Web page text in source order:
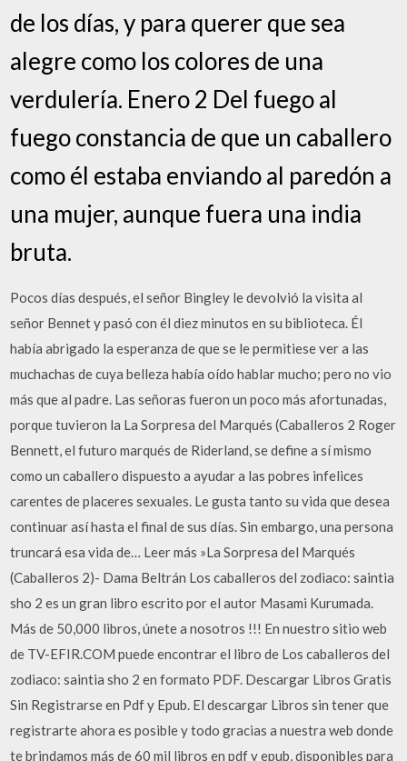
de los días, y para querer que sea
alegre como los colores de una
verdulería. Enero 2 Del fuego al
fuego constancia de que un caballero
como él estaba enviando al paredón a
una mujer, aunque fuera una india
bruta.
Pocos días después, el señor Bingley le devolvió la visita al
señor Bennet y pasó con él diez minutos en su biblioteca. Él
había abrigado la esperanza de que se le permitiese ver a las
muchachas de cuya belleza había oído hablar mucho; pero no vio
más que al padre. Las señoras fueron un poco más afortunadas,
porque tuvieron la La Sorpresa del Marqués (Caballeros 2 Roger
Bennett, el futuro marqués de Riderland, se define a sí mismo
como un caballero dispuesto a ayudar a las pobres infelices
carentes de placeres sexuales. Le gusta tanto su vida que desea
continuar así hasta el final de sus días. Sin embargo, una persona
truncará esa vida de… Leer más »La Sorpresa del Marqués
(Caballeros 2)- Dama Beltrán Los caballeros del zodiaco: saintia
sho 2 es un gran libro escrito por el autor Masami Kurumada.
Más de 50,000 libros, únete a nosotros !!! En nuestro sitio web
de TV-EFIR.COM puede encontrar el libro de Los caballeros del
zodiaco: saintia sho 2 en formato PDF. Descargar Libros Gratis
Sin Registrarse en Pdf y Epub. El descargar Libros sin tener que
registrarte ahora es posible y todo gracias a nuestra web donde
te brindamos más de 60 mil libros en pdf y epub, disponibles para